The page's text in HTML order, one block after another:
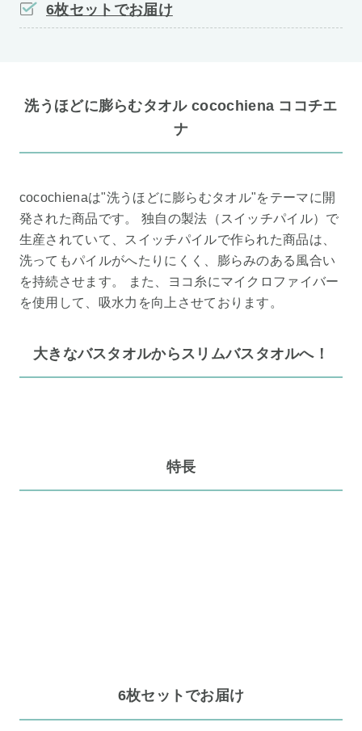
6枚セットでお届け
洗うほどに膨らむタオル cocochiena ココチエ
ナ
cocochienaは"洗うほどに膨らむタオル"をテーマに開
発された商品です。 独自の製法（スイッチパイル）で
生産されていて、スイッチパイルで作られた商品は、
洗ってもパイルがへたりにくく、膨らみのある風合い
を持続させます。 また、ヨコ糸にマイクロファイバー
を使用して、吸水力を向上させております。
大きなバスタオルからスリムバスタオルへ！
特長
6枚セットでお届け